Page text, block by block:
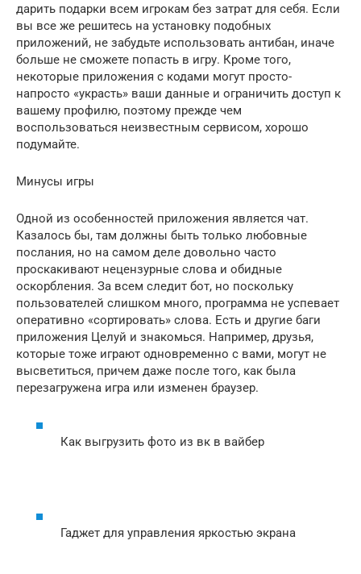
дарить подарки всем игрокам без затрат для себя. Если
вы все же решитесь на установку подобных
приложений, не забудьте использовать антибан, иначе
больше не сможете попасть в игру. Кроме того,
некоторые приложения с кодами могут просто-
напросто «украсть» ваши данные и ограничить доступ к
вашему профилю, поэтому прежде чем
воспользоваться неизвестным сервисом, хорошо
подумайте.
Минусы игры
Одной из особенностей приложения является чат.
Казалось бы, там должны быть только любовные
послания, но на самом деле довольно часто
проскакивают нецензурные слова и обидные
оскорбления. За всем следит бот, но поскольку
пользователей слишком много, программа не успевает
оперативно «сортировать» слова. Есть и другие баги
приложения Целуй и знакомься. Например, друзья,
которые тоже играют одновременно с вами, могут не
высветиться, причем даже после того, как была
перезагружена игра или изменен браузер.
Как выгрузить фото из вк в вайбер
Гаджет для управления яркостью экрана